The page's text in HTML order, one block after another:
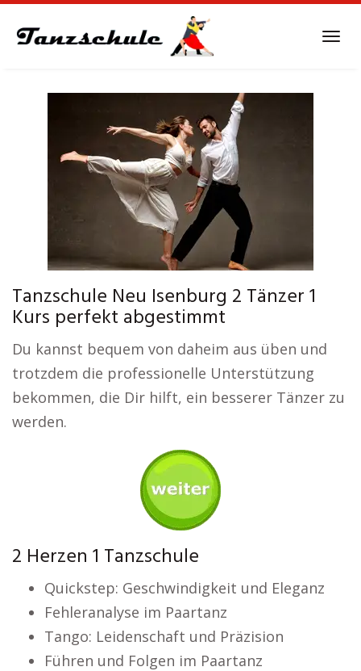
Tanzschule Neu Isenburg 2 Tänzer 1
Kurs perfekt abgestimmt
Du kannst bequem von daheim aus üben und
trotzdem die professionelle Unterstützung
bekommen, die Dir hilft, ein besserer Tänzer zu
werden.
2 Herzen 1 Tanzschule
Quickstep: Geschwindigkeit und Eleganz
Fehleranalyse im Paartanz
Tango: Leidenschaft und Präzision
Führen und Folgen im Paartanz